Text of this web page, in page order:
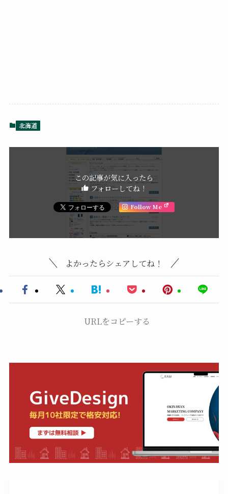
北海道
この記事が気に入ったら
フォローしてね！
Follow Me
よかったらシェアしてね！
URLをコピーする